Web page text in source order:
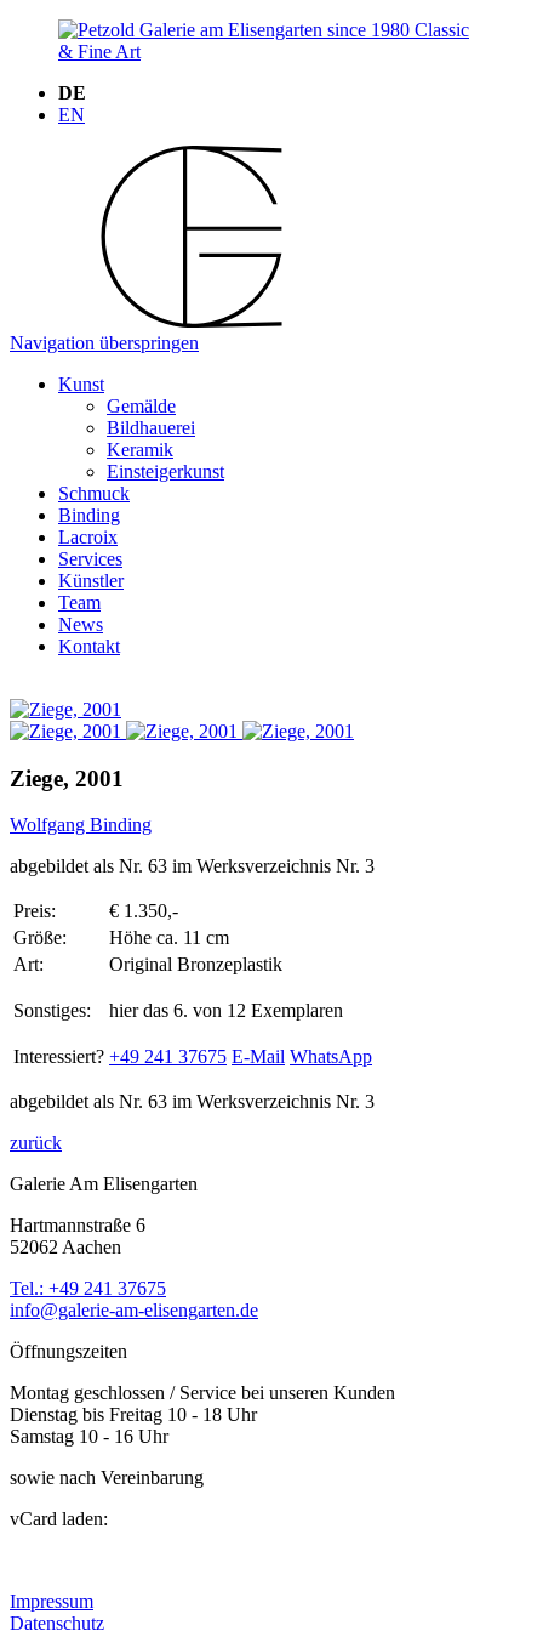
DE
EN
Navigation überspringen
Kunst
Gemälde
Bildhauerei
Keramik
Einsteigerkunst
Schmuck
Binding
Lacroix
Services
Künstler
Team
News
Kontakt
Ziege, 2001
Wolfgang Binding
abgebildet als Nr. 63 im Werksverzeichnis Nr. 3
Preis:
€ 1.350,-
Größe:
Höhe ca. 11 cm
Art:
Original Bronzeplastik
Sonstiges: hier das 6. von 12 Exemplaren
Interessiert? +49 241 37675 E-Mail WhatsApp
abgebildet als Nr. 63 im Werksverzeichnis Nr. 3
zurück
Galerie Am Elisengarten
Hartmannstraße 6
52062 Aachen
Tel.: +49 241 37675
info@galerie-am-elisengarten.de
Öffnungszeiten
Montag geschlossen / Service bei unseren Kunden
Dienstag bis Freitag 10 - 18 Uhr
Samstag 10 - 16 Uhr
sowie nach Vereinbarung
vCard laden:
Impressum
Datenschutz